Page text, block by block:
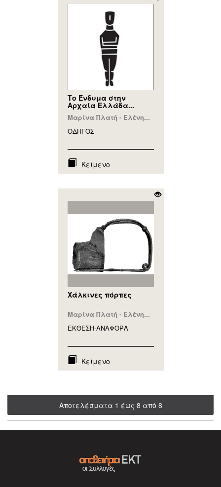
Το Ένδυμα στην
Αρχαία Ελλάδα...
Μαρίνα Πλατή - Ελένη...
ΟΔΗΓΟΣ
Κείμενο
Χάλκινες πόρπες
Μαρίνα Πλατή - Ελένη...
ΕΚΘΕΣΗ-ΑΝΑΦΟΡA
Κείμενο
Αποτελέσματα 1 έως 8 από 8